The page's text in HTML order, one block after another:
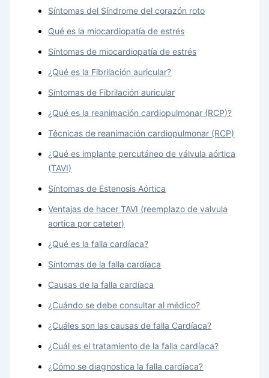
Síntomas del Síndrome del corazón roto
Qué es la miocardiopatía de estrés
Síntomas de miocardiopatía de estrés
¿Qué es la Fibrilación auricular?
Síntomas de Fibrilación auricular
¿Qué es la reanimación cardiopulmonar (RCP)?
Técnicas de reanimación cardiopulmonar (RCP)
¿Qué es implante percutáneo de válvula aórtica
(TAVI)
Síntomas de Estenosis Aórtica
Ventajas de hacer TAVI (reemplazo de valvula
aortica por cateter)
¿Qué es la falla cardíaca?
Síntomas de la falla cardíaca
Causas de la falla cardíaca
¿Cuándo se debe consultar al médico?
¿Cuáles son las causas de falla Cardíaca?
¿Cuál es el tratamiento de la falla cardíaca?
¿Cómo se diagnostica la falla cardíaca?